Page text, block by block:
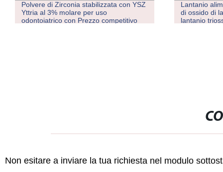
Polvere di Zirconia stabilizzata con YSZ
Yttria al 3% molare per uso
odontoiatrico con Prezzo competitivo
Lantanio
di ossido di
lantanio
Non esitare a inviare la tua richiesta nel modulo